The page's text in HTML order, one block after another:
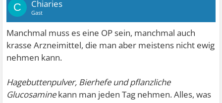
man mit der Zeit keinen einzigen finden würde, der für
ein wenigEntlastung sorgen kann. Also - gleich beim
nächsten Liebespartner eine ordentliche Mass.
beantragen, schließlich hat er auch was davon wenn es
einem gut geht.
C Chiaries
Gast
Manchmal muss es eine OP sein, manchmal auch
krasse Arzneimittel, die man aber meistens nicht ewig
nehmen kann.
Hagebuttenpulver, Bierhefe und pflanzliche
Glucosaminekann man jeden Tag nehmen. Alles, was